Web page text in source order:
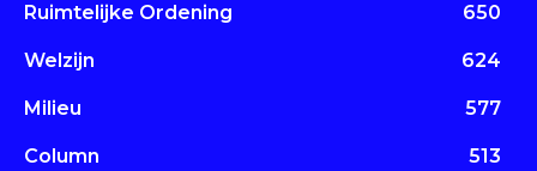
Ruimtelijke Ordening 650
Welzijn 624
Milieu 577
Column 513